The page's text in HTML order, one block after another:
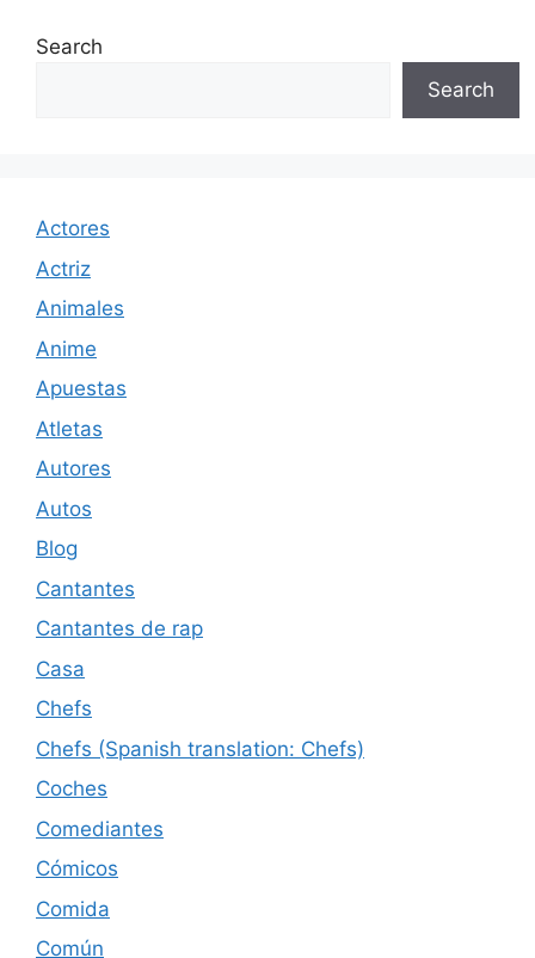
Search
Search
Actores
Actriz
Animales
Anime
Apuestas
Atletas
Autores
Autos
Blog
Cantantes
Cantantes de rap
Casa
Chefs
Chefs (Spanish translation: Chefs)
Coches
Comediantes
Cómicos
Comida
Común